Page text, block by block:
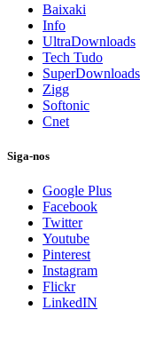
Baixaki
Info
UltraDownloads
Tech Tudo
SuperDownloads
Zigg
Softonic
Cnet
Siga-nos
Google Plus
Facebook
Twitter
Youtube
Pinterest
Instagram
Flickr
LinkedIN